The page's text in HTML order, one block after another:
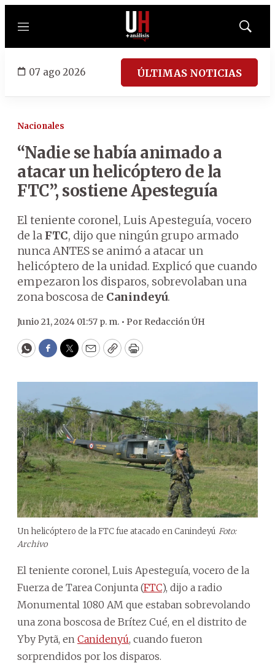
Menú
Mostrar
07 ago 2026 ÚLTIMAS NOTICIAS
Nacionales
“Nadie se había animado a
atacar un helicóptero de la
FTC”, sostiene Apesteguía
El teniente coronel, Luis Apesteguía, vocero
de la FTC, dijo que ningún grupo armado
nunca ANTES se animó a atacar un
helicóptero de la unidad. Explicó que cuando
empezaron los disparos, sobrevolaban una
zona boscosa de Canindeyú.
Junio 21, 2024 01:57 p. m. • Por Redacción ÚH
WhatsApp
Facebook
Twitter
EmailCopyPrint
Un helicóptero de la FTC fue atacado en Canindeyú Foto:
Archivo
El teniente coronel, Luis Apesteguía, vocero de la
Fuerza de Tarea Conjunta (FTC), dijo a radio
Monumental 1080 AM que estaban sobrevolando
una zona boscosa de Brítez Cué, en el distrito de
Yby Pytã, en Canidenyú, cuando fueron
sorprendidos por los disparos.